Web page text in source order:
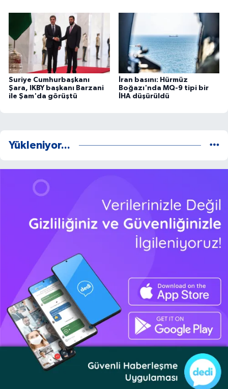
Suriye Cumhurbaşkanı
Şara, IKBY başkanı Barzani
ile Şam'da görüştü
İran basını: Hürmüz
Boğazı'nda MQ-9 tipi bir
İHA düşürüldü
Yükleniyor...